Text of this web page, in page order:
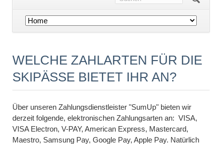
Navigation
überspringen
WELCHE ZAHLARTEN FÜR DIE
SKIPÄSSE BIETET IHR AN?
Über unseren Zahlungsdienstleister "SumUp" bieten wir
derzeit folgende, elektronischen Zahlungsarten an: VISA,
VISA Electron, V-PAY, American Express, Mastercard,
Maestro, Samsung Pay, Google Pay, Apple Pay. Natürlich